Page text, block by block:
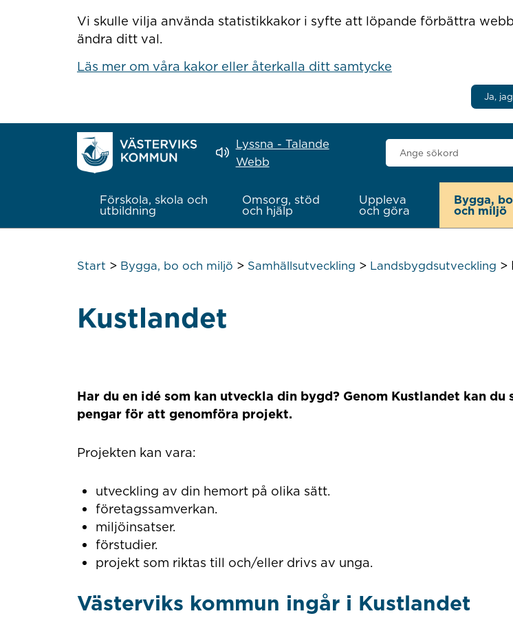
Vi skulle vilja använda statistikkakor i syfte att löpande förbättra
ändra ditt val.
Läs mer om våra kakor eller återkalla ditt samtycke
Ja,
Lyssna - Talande
Webb
Sök
här
Förskola, skola och
utbildning
Omsorg, stöd
och hjälp
Uppleva
och göra
Bygga, bo
och miljö
Start > Bygga, bo och miljö > Samhällsutveckling > Landsbygdsutveckling >
Kustlandet
Har du en idé som kan utveckla din bygd? Genom Kustlandet kan du
pengar för att genomföra projekt.
Projekten kan vara:
utveckling av din hemort på olika sätt.
företagssamverkan.
miljöinsatser.
förstudier.
projekt som riktas till och/eller drivs av unga.
Västerviks kommun ingår i Kustlandet